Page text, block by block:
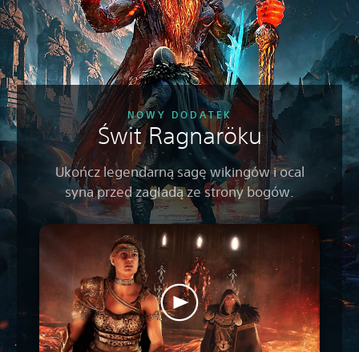
NOWY DODATEK
Świt Ragnaröku
Ukończ legendarną sagę wikingów i ocal
syna przed zagładą ze strony bogów.